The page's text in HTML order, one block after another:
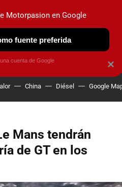
OBSERVATORIO
China Diésel Google
Mans tendrán
de GT en los
×
Motorpasion en Google
fuente preferida
cuenta de Google